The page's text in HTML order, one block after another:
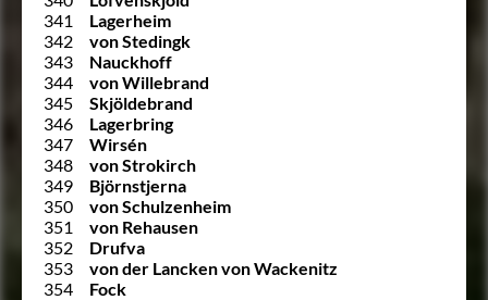
341
Lagerheim
342
von Stedingk
343
Nauckhoff
344
von Willebrand
345
Skjöldebrand
346
Lagerbring
347
Wirsén
348
von Strokirch
349
Björnstjerna
350
von Schulzenheim
351
von Rehausen
352
Drufva
353
von der Lancken von Wackenitz
354
Fock